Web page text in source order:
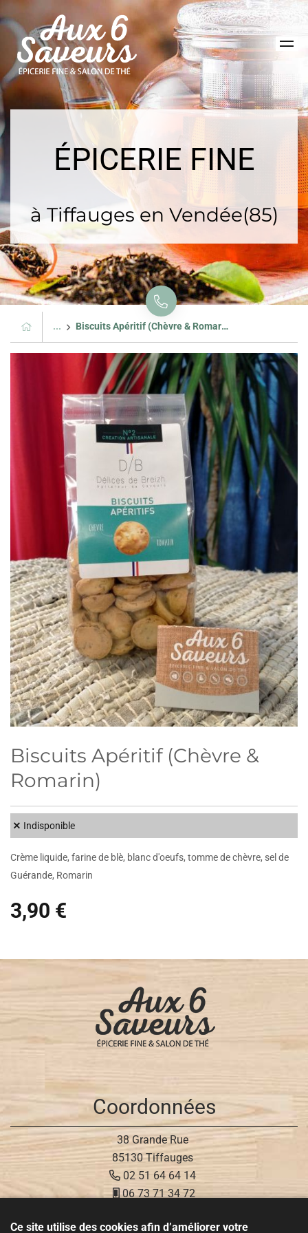
ÉPICERIE FINE
à Tiffauges en Vendée(85)
... Biscuits Apéritif (Chèvre & Romarin)
Biscuits Apéritif (Chèvre &
Romarin)
Indisponible
Crème liquide, farine de blè, blanc d'oeufs, tomme de chèvre, sel de
Guérande, Romarin
3,90 €
Coordonnées
38 Grande Rue
85130 Tiffauges
02 51 64 64 14
06 73 71 34 72
Ce site utilise des cookies afin d’améliorer votre